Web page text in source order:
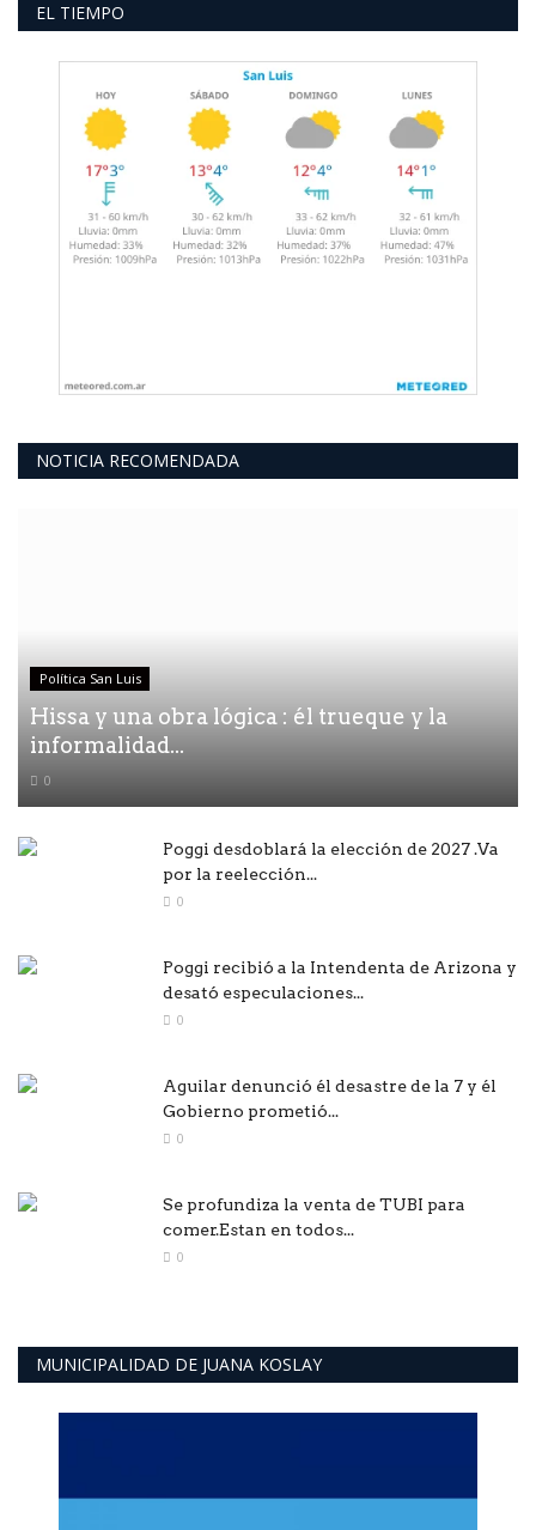
EL TIEMPO
NOTICIA RECOMENDADA
Política San Luis
Hissa y una obra lógica : él trueque y la
informalidad...
0
Poggi desdoblará la elección de 2027 .Va
por la reelección...
0
Poggi recibió a la Intendenta de Arizona y
desató especulaciones...
0
Aguilar denunció él desastre de la 7 y él
Gobierno prometió...
0
Se profundiza la venta de TUBI para
comer.Estan en todos...
0
MUNICIPALIDAD DE JUANA KOSLAY